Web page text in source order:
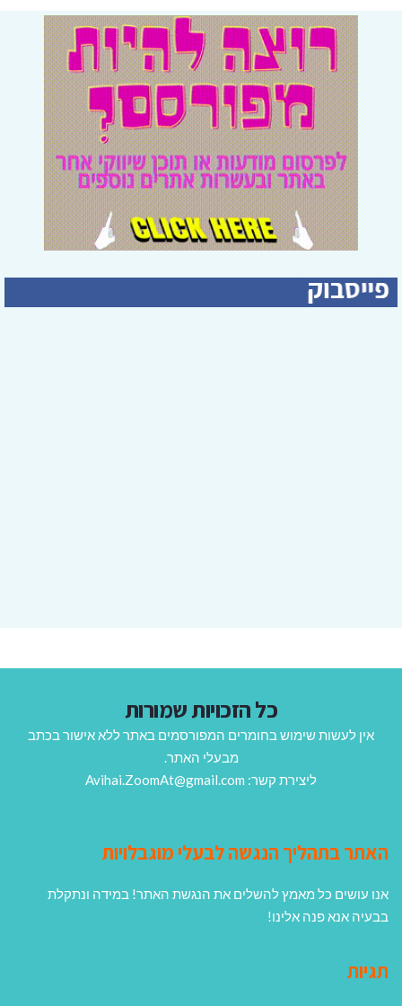
כל הזכויות שמורות
אין לעשות שימוש בחומרים המפורסמים באתר ללא אישור בכתב
מבעלי האתר.
ליצירת קשר: Avihai.ZoomAt@gmail.com
האתר בתהליך הנגשה לבעלי מוגבלויות
אנו עושים כל מאמץ להשלים את הנגשת האתר! במידה ונתקלת
בבעיה אנא פנה אלינו!
תגיות